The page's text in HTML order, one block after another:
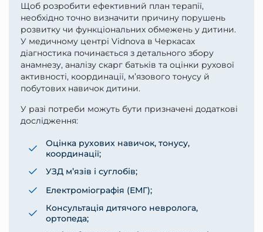
Щоб розробити ефективний план терапії,
необхідно точно визначити причину порушень
розвитку чи функціональних обмежень у дитини.
У медичному центрі Vidnova в Черкасах
діагностика починається з детального збору
анамнезу, аналізу скарг батьків та оцінки рухової
активності, координації, м’язового тонусу й
побутових навичок дитини.
У разі потреби можуть бути призначені додаткові
дослідження:
Оцінка рухових навичок, тонусу,
координації;
УЗД м’язів і суглобів;
Електроміографія (ЕМГ);
Консультація дитячого невролога,
ортопеда;